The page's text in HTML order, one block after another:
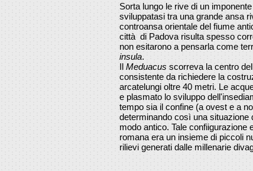
Sorta lungo le rive di un
sviluppatasi tra una grande ansa
controansa orientale del fiume
città di Padova risulta spesso
non esitarono a pensarla come
insula.
Il Meduacus scorreva la centro
consistente da richiedere la
arcatelungi oltre 40 metri. Le
e plasmato lo sviluppo
tempo sia il confine (a ovest e a
determinando così una situazione
modo antico. Tale confiigurazione
romana era un insieme di piccoli
rilievi generati dalle millenarie